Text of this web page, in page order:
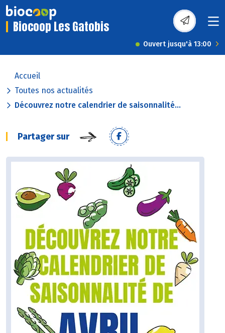
Biocoop Les Gatobis
Ouvert jusqu'à 13:00
Accueil
Toutes nos actualités
Découvrez notre calendrier de saisonnalité...
Partager sur